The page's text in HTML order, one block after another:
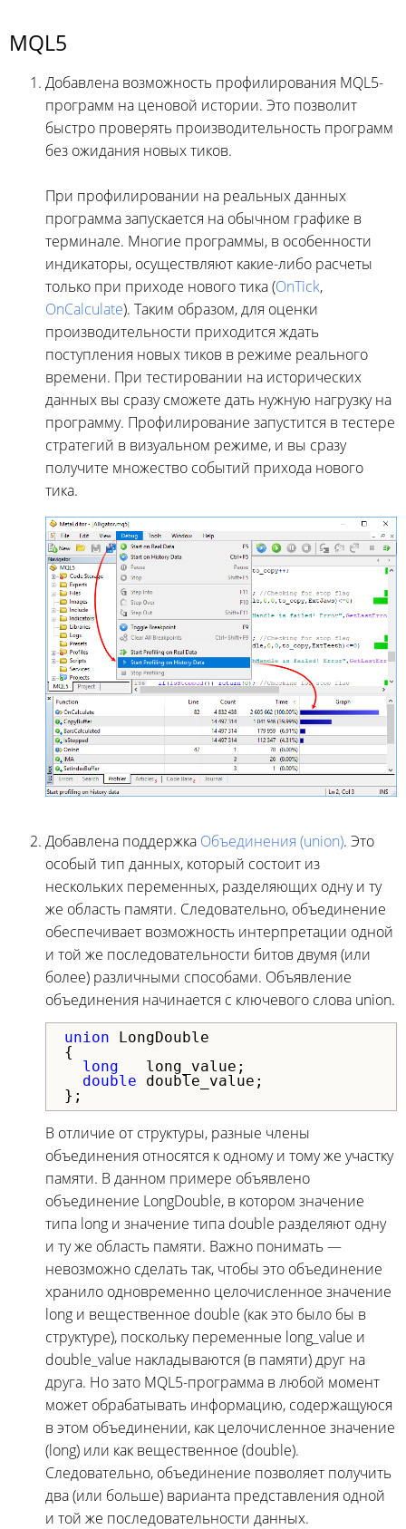
MQL5
Добавлена возможность профилирования MQL5-
программ на ценовой истории. Это позволит
быстро проверять производительность программ
без ожидания новых тиков.
При профилировании на реальных данных
программа запускается на обычном графике в
терминале. Многие программы, в особенности
индикаторы, осуществляют какие-либо расчеты
только при приходе нового тика (OnTick,
OnCalculate). Таким образом, для оценки
производительности приходится ждать
поступления новых тиков в режиме реального
времени. При тестировании на исторических
данных вы сразу сможете дать нужную нагрузку на
программу. Профилирование запустится в тестере
стратегий в визуальном режиме, и вы сразу
получите множество событий прихода нового
тика.
Добавлена поддержка Объединения (union). Это
особый тип данных, который состоит из
нескольких переменных, разделяющих одну и ту
же область памяти. Следовательно, объединение
обеспечивает возможность интерпретации одной
и той же последовательности битов двумя (или
более) различными способами. Объявление
объединения начинается с ключевого слова union.
union LongDouble
{
long long_value;
double double_value;
};
В отличие от структуры, разные члены
объединения относятся к одному и тому же участку
памяти. В данном примере объявлено
объединение LongDouble, в котором значение
типа long и значение типа double разделяют одну
и ту же область памяти. Важно понимать —
невозможно сделать так, чтобы это объединение
хранило одновременно целочисленное значение
long и вещественное double (как это было бы в
структуре), поскольку переменные long_value и
double_value накладываются (в памяти) друг на
друга. Но зато MQL5-программа в любой момент
может обрабатывать информацию, содержащуюся
в этом объединении, как целочисленное значение
(long) или как вещественное (double).
Следовательно, объединение позволяет получить
два (или больше) варианта представления одной
и той же последовательности данных.